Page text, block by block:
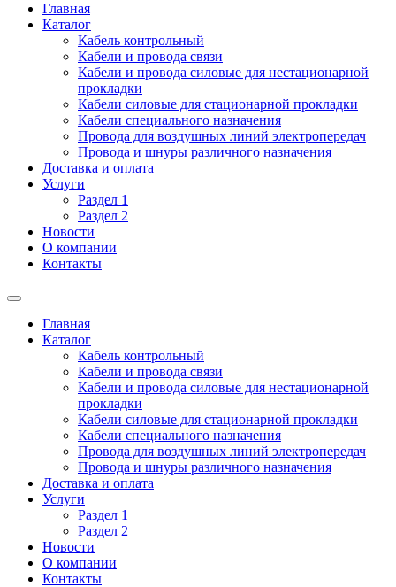
Главная
Каталог
Кабель контрольный
Кабели и провода связи
Кабели и провода силовые для нестационарной
прокладки
Кабели силовые для стационарной прокладки
Кабели специального назначения
Провода для воздушных линий электропередач
Провода и шнуры различного назначения
Доставка и оплата
Услуги
Раздел 1
Раздел 2
Новости
О компании
Контакты
Главная
Каталог
Кабель контрольный
Кабели и провода связи
Кабели и провода силовые для нестационарной
прокладки
Кабели силовые для стационарной прокладки
Кабели специального назначения
Провода для воздушных линий электропередач
Провода и шнуры различного назначения
Доставка и оплата
Услуги
Раздел 1
Раздел 2
Новости
О компании
Контакты